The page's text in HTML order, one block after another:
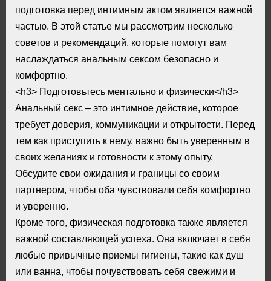
подготовка перед интимным актом является важной
частью. В этой статье мы рассмотрим несколько
советов и рекомендаций, которые помогут вам
наслаждаться анальным сексом безопасно и
комфортно.
<h3> Подготовьтесь ментально и физически</h3>
Анальный секс – это интимное действие, которое
требует доверия, коммуникации и открытости. Перед
тем как приступить к нему, важно быть уверенным в
своих желаниях и готовности к этому опыту.
Обсудите свои ожидания и границы со своим
партнером, чтобы оба чувствовали себя комфортно
и уверенно.
Кроме того, физическая подготовка также является
важной составляющей успеха. Она включает в себя
любые привычные приемы гигиены, такие как душ
или ванна, чтобы почувствовать себя свежими и